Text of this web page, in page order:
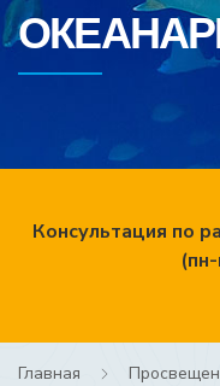
Консультация по
Главная